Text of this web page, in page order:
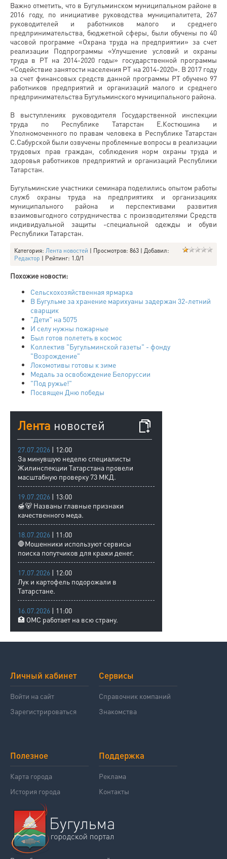
Важно отметить, что в Бугульминском муниципальном районе в
2016 году, по инициативе руководства муниципалитета, 267
руководителей и работников малого и среднего
предпринимательства, бюджетной сферы, были обучены по 40
часовой программе «Охрана труда на предприятии» за счет
реализации Подпрограммы «Улучшение условий и охраны
труда в РТ на 2014-2020 годы» государственной программы
«Содействие занятости населения РТ на 2014-2020». В 2017 году
за счет финансовых средств данной программы РТ обучено 97
работников предприятий и организаций малого и среднего
предпринимательства Бугульминского муниципального района.
В выступлениях руководителя Государственной инспекции
труда по Республике Татарстан Е.Костюшина и
Уполномоченного по правам человека в Республике Татарстан
С.Сабурской были озвучены проблемные вопросы в реализации
трудовых прав граждан, соблюдения норм охраны труда и
здоровья работников предприятий и организаций Республики
Татарстан.
Бугульминские участники семинара поделились опытом работы
служб охраны труда на предприятиях и организациях
муниципального района и перспективами развития
взаимовыгодного сотрудничества с производителями Средств
индивидуальной защиты -специальной одежды и обуви
Республики Татарстан.
Категория: Лента новостей | Просмотров: 863 | Добавил:
Редактор | Рейтинг: 1.0/1
Похожие новости:
Сельскохозяйственная ярмарка
В Бугульме за хранение марихуаны задержан 32-летний
сварщик
"Дети" на 5075
И селу нужны пожарные
Был готов полететь в космос
Коллектив "Бугульминской газеты" - фонду
"Возрождение"
Локомотивы готовы к зиме
Медаль за освобождение Белоруссии
"Под ружье!"
Посвящен Дню победы
Лента новостей
27.07.2026 | 12:00
За минувшую неделю специалисты
Жилинспекции Татарстана провели
масштабную проверку 73 МКД.
19.07.2026 | 13:00
🍯🐻 Названы главные признаки
качественного меда.
18.07.2026 | 11:00
🛑Мошенники используют сервисы
поиска попутчиков для кражи денег.
17.07.2026 | 12:00
Лук и картофель подорожали в
Татарстане.
16.07.2026 | 11:00
🏥 ОМС работает на всю страну.
Личный кабинет
Войти на сайт
Зарегистрироваться
Сервисы
Справочник компаний
Знакомства
Полезное
Карта города
История города
Поддержка
Реклама
Контакты